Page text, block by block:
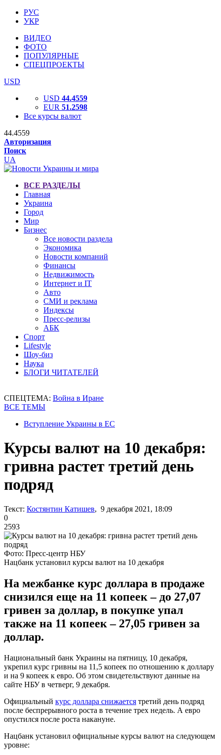
РУС
УКР
ВИДЕО
ФОТО
ПОПУЛЯРНЫЕ
СПЕЦПРОЕКТЫ
USD
USD 44.4559
EUR 51.2598
Все курсы валют
44.4559
Авторизация
Поиск
UA
ВСЕ РАЗДЕЛЫ
Главная
Украина
Город
Мир
Бизнес
Все новости раздела
Экономика
Новости компаний
Финансы
Недвижимость
Интернет и IT
Авто
СМИ и реклама
Индексы
Пресс-релизы
АБК
Спорт
Lifestyle
Шоу-биз
Наука
БЛОГИ ЧИТАТЕЛЕЙ
СПЕЦТЕМА: Война в Иране
ВСЕ ТЕМЫ
Вступление Украины в ЕС
Курсы валют на 10 декабря:
гривна растет третий день
подряд
Текст: Костянтин Катишев, 9 декабря 2021, 18:09
0
2593
Фото: Пресс-центр НБУ
Нацбанк установил курсы валют на 10 декабря
На межбанке курс доллара в продаже
снизился еще на 11 копеек – до 27,07
гривен за доллар, в покупке упал
также на 11 копеек – 27,05 гривен за
доллар.
Национальный банк Украины на пятницу, 10 декабря,
укрепил курс гривны на 11,5 копеек по отношению к доллару
и на 9 копеек к евро. Об этом свидетельствуют данные на
сайте НБУ в четверг, 9 декабря.
Официальный курс доллара снижается третий день подряд
после беспрерывного роста в течение трех недель. А евро
опустился после роста накануне.
Нацбанк установил официальные курсы валют на следующем
уровне: